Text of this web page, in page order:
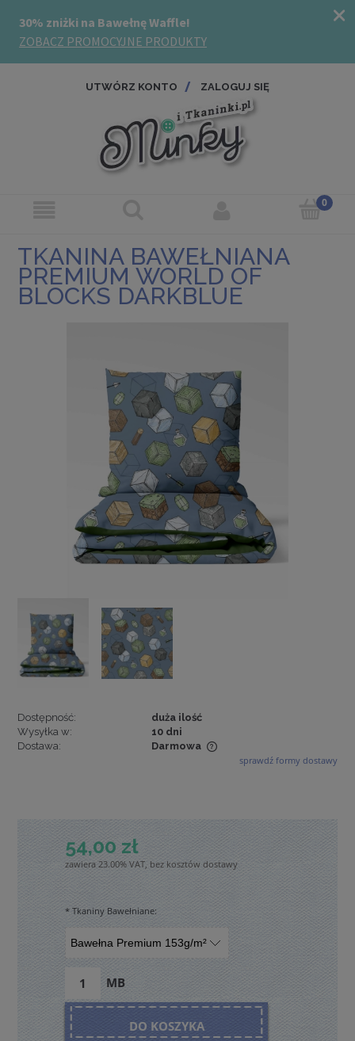
UTWÓRZ KONTO ZALOGUJ SIĘ
TKANINA BAWEŁNIANA
PREMIUM WORLD OF
BLOCKS DARKBLUE
Dostępność:
duża ilość
Wysyłka w:
10 dni
Dostawa:
Darmowa
Cena nie zawiera ewentualnych kosztów płatności
sprawdź formy dostawy
54,00 zł
zawiera 23.00% VAT, bez kosztów dostawy
* Tkaniny Bawełniane:
MB
DO KOSZYKA